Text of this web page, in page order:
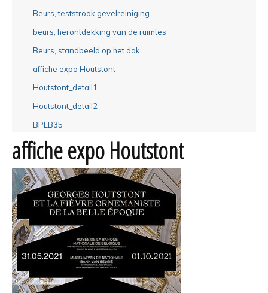
Beurs, teststrook gevelreiniging
beurs, herontdekking van de ruimtes
Beurs, standbeeld op het dak
affiche expo Houtstont
Houtstont_detail1
Houtstont_detail2
BPEB35
affiche expo Houtstont